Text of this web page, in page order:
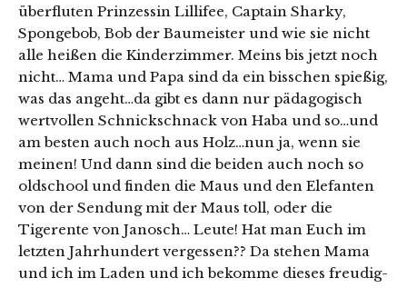
überfluten Prinzessin Lillifee, Captain Sharky,
Spongebob, Bob der Baumeister und wie sie nicht
alle heißen die Kinderzimmer. Meins bis jetzt noch
nicht… Mama und Papa sind da ein bisschen spießig,
was das angeht…da gibt es dann nur pädagogisch
wertvollen Schnickschnack von Haba und so…und
am besten auch noch aus Holz…nun ja, wenn sie
meinen! Und dann sind die beiden auch noch so
oldschool und finden die Maus und den Elefanten
von der Sendung mit der Maus toll, oder die
Tigerente von Janosch… Leute! Hat man Euch im
letzten Jahrhundert vergessen?? Da stehen Mama
und ich im Laden und ich bekomme dieses freudig-